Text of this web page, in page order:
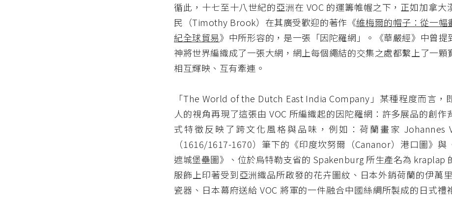
循此，十七至十八世紀的亞洲在 VOC 的運籌帷幄之下，正如加拿大
民（Timothy Brook）在其廣受歡迎的著作《維梅爾的帽子：從一幅
紀全球貿易》中所形容的，是一張「因陀羅網」。《華嚴經》中曾提
神將世界編織成了一張大網，網上每個繩結的交集之處都繫上了一顆
相互輝映、互有牽連。
「The World of the Dutch East India Company」某種程度而言，
人的視角再現了這張由 VOC 所編織起的因陀羅網：許多展品的創作
式特徵反映了跨文化風格與品味，例如：荷蘭畫家 Johannes
（1616/1617-1670）筆下的《印度坎努爾（Cananor）港口圖》與
遮城堡壘圖》、位於烏特勒支省的 Spakenburg 所生產名為 kraplap
服飾上印著受到亞洲織品所啟發的花卉圖紋、日本外銷荷蘭的伊萬里
瓷器、日本幕府送給 VOC 將軍的一件融合中國絲綢所製成的日式禮